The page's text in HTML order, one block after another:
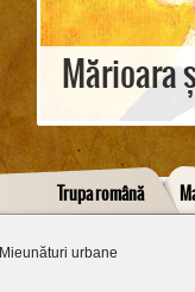
Mărioara
Trupa română
Mieunături urbane